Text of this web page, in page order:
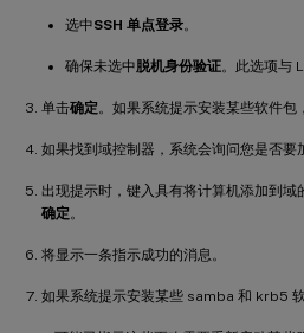
选中SSH 单点登录。
确保未选中脱机身份验证。此选项与
单击确定 。如果系统提示安装某些软件包
如果找到域控制器，系统会询问您是否要
出现提示时，键入具有将计算机添加到
确定 。
将显示一条指示成功的消息。
如果系统提示安装某些 samba 和 krb5